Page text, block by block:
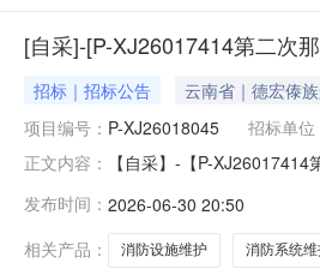
[自采]-[P-XJ26017414第二次
招标｜招标公告 云南省｜德宏傣
项目编号： P-XJ26018045 招标单位
正文内容：
【自采】-【P-
发布时间： 2026-06-30 20:50
相关产品：
消防设施维护 消防系统